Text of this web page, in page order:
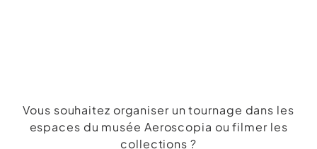
Vous souhaitez organiser un tournage dans les
espaces du musée Aeroscopia ou filmer les
collections ?